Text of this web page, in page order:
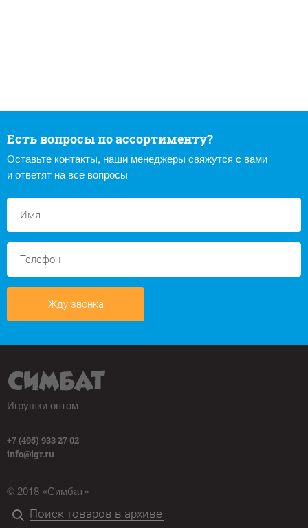
Есть вопросы по ассортименту?
Оставьте контакты, наши менеджеры свяжутся с вами
и ответят на все вопросы
Жду звонка
Игрушки оптом
+7 (495) 933 27 02
info@igr.ru
© 2018 «Симбат»